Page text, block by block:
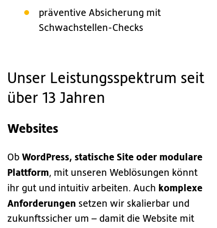
präventive Absicherung mit
Schwachstellen-Checks
Unser Leistungsspektrum seit
über 13 Jahren
Websites
Ob WordPress, statische Site oder modulare
Plattform, mit unseren Weblösungen könnt
ihr gut und intuitiv arbeiten. Auch komplexe
Anforderungen setzen wir skalierbar und
zukunftssicher um – damit die Website mit